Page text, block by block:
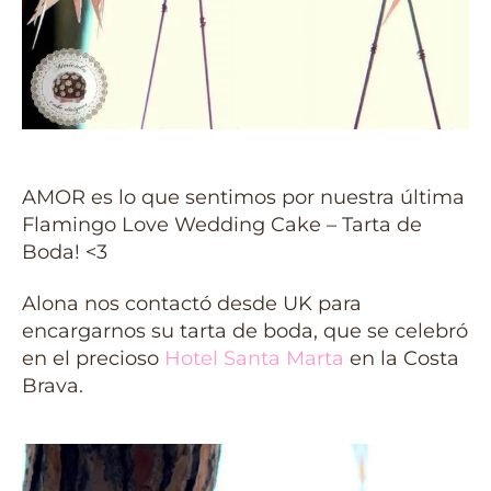
AMOR es lo que sentimos por nuestra última
Flamingo Love Wedding Cake – Tarta de
Boda! <3
Alona nos contactó desde UK para
encargarnos su tarta de boda, que se celebró
en el precioso Hotel Santa Marta en la Costa
Brava.